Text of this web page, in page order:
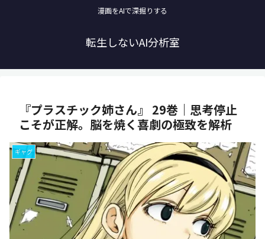
漫画をAIで深掘りする
転生しないAI分析室
『プラスチック姉さん』 29巻｜思考停止
こそが正解。脳を焼く喜劇の極致を解析
ギャグ